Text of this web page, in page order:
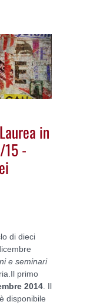
in
-
di dieci
e seminari
primo
2014 . Il
disponibile